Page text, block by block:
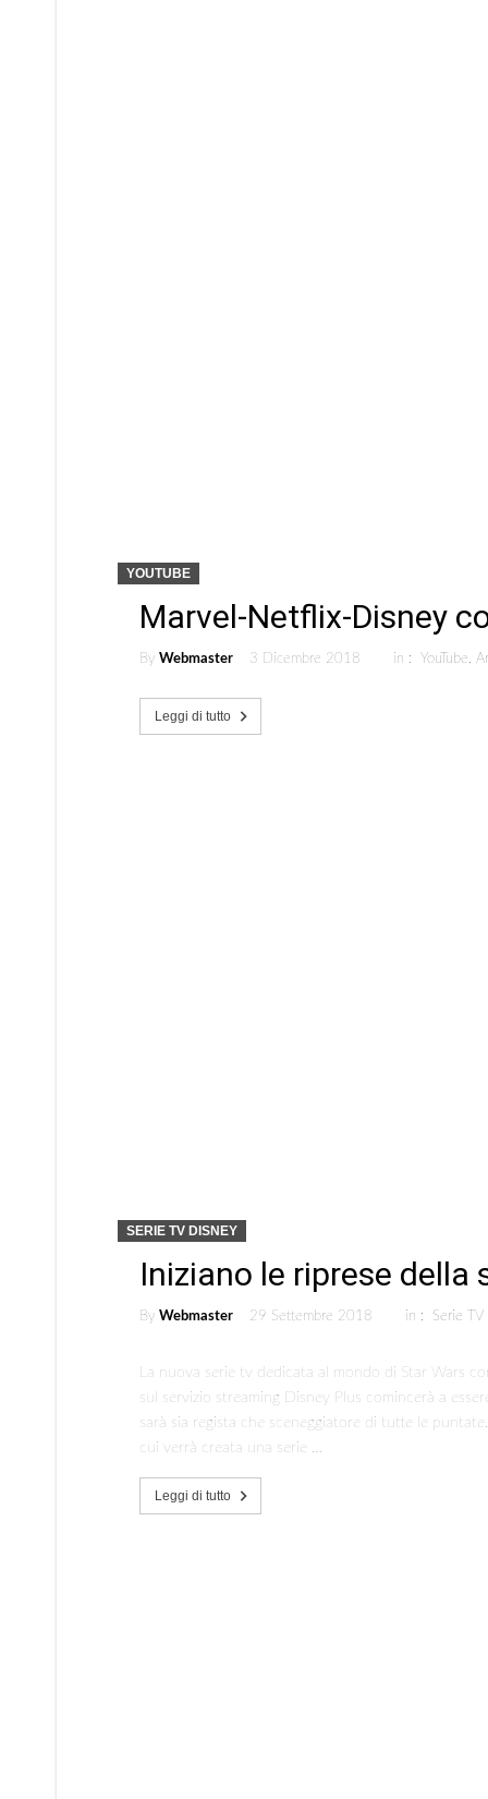
YOUTUBE
Marvel-Netflix-Disney
By Webmaster 3 Dicembre 2018 in : YouTube,
Leggi di tutto
SERIE TV DISNEY
Iniziano le riprese della
By Webmaster 29 Settembre 2018 in : Serie TV
La nuova serie tv dedicata al mondo di Star Wars
sul servizio streaming Disney Plus comincerà a
sarà sia regista che sceneggiatore di tutte le
cui verrà creata una serie …
Leggi di tutto